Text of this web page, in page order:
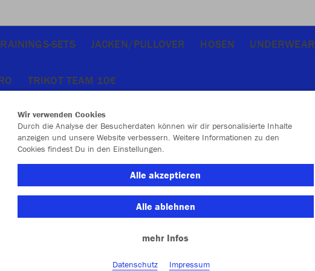
SETS JACKEN/PULLOVER HOSEN UNDERWEAR
TRIKOT TEAM 10€
Wir verwenden Cookies
Durch die Analyse der Besucherdaten können wir dir personalisierte Inhalte
anzeigen und unsere Website verbessern. Weitere Informationen zu den
Cookies findest Du in den Einstellungen.
Alle akzeptieren
Alle ablehnen
mehr Infos
Datenschutz Impressum